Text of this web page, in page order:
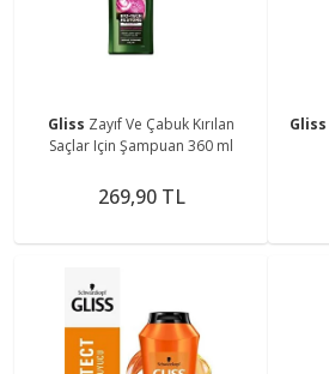
Gliss Zayıf Ve Çabuk Kırılan
Saçlar Için Şampuan 360 ml
269,90 TL
Gliss